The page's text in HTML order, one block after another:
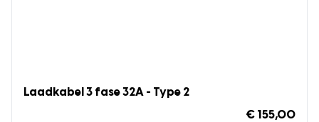
Laadkabel 3 fase 32A - Type 2
€ 155,00